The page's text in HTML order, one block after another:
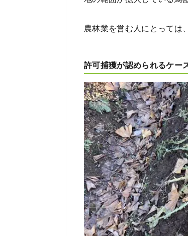
農林業を営む人にとっては
許可捕獲が認められるケー